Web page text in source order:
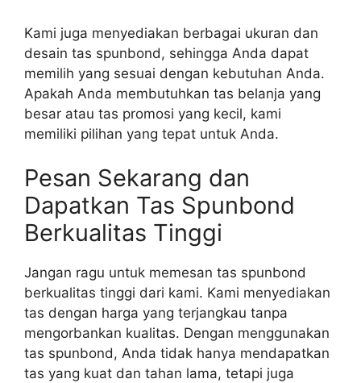
Kami juga menyediakan berbagai ukuran dan
desain tas spunbond, sehingga Anda dapat
memilih yang sesuai dengan kebutuhan Anda.
Apakah Anda membutuhkan tas belanja yang
besar atau tas promosi yang kecil, kami
memiliki pilihan yang tepat untuk Anda.
Pesan Sekarang dan
Dapatkan Tas Spunbond
Berkualitas Tinggi
Jangan ragu untuk memesan tas spunbond
berkualitas tinggi dari kami. Kami menyediakan
tas dengan harga yang terjangkau tanpa
mengorbankan kualitas. Dengan menggunakan
tas spunbond, Anda tidak hanya mendapatkan
tas yang kuat dan tahan lama, tetapi juga